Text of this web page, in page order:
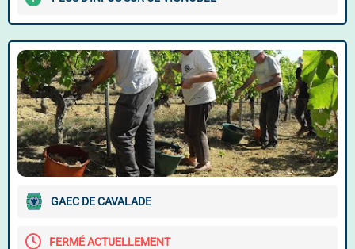
GAEC DE CAVALADE
FERMÉ ACTUELLEMENT